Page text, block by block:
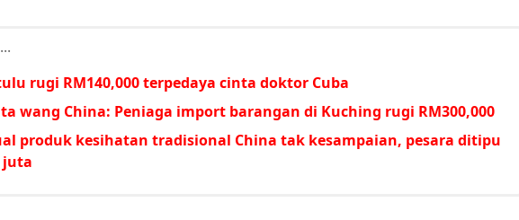
rugi RM140,000 terpedaya cinta doktor Cuba
wang China: Peniaga import barangan di Kuching rugi RM300,000
produk kesihatan tradisional China tak kesampaian, pesara ditipu
juta